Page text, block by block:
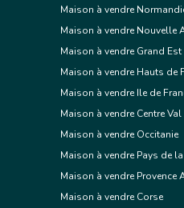
Maison à vendre
Maison à vendre Nouvelle
Maison à vendre Grand Est
Maison à vendre Hauts de
Maison à vendre Ile de
Maison à vendre Centre
Maison à vendre Occitanie
Maison à vendre Pays de
Maison à vendre Provence
Maison à vendre Corse